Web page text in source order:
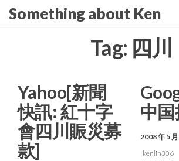
SkipSomething about Ken
Tag: 四川
Yahoo[新聞
快訊: 紅十字
會四川賑災募
款]
中
2008 年 5
kenlin306